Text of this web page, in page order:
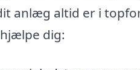
anlæg altid er i
dig: